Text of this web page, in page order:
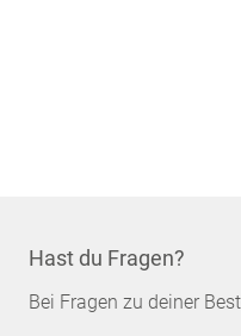
Hast du Fragen?
Bei Fragen zu deiner